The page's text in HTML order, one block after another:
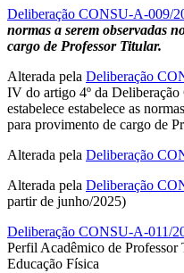
Deliberação CONSU-A-009/
normas a serem observadas
cargo de Professor Titular.
Alterada pela Deliberação
IV do artigo 4º da
estabelece estabelece as
para provimento de cargo de
Alterada pela Deliberação
Alterada pela Deliberação
partir de junho/2025)
Deliberação CONSU-A-011/
Perfil Acadêmico de
Educação Física